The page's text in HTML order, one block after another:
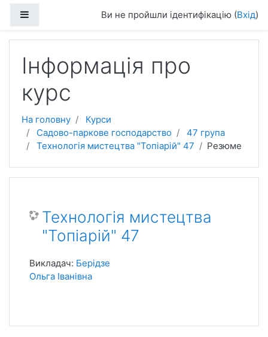
Ви не пройшли ідентифікацію (Вхід)
Інформація про
курс
На головну
Курси
Садово-паркове господарство
47 група
Технологія мистецтва "Топіарій" 47
Резюме
Технологія мистецтва
"Топіарій" 47
Викладач: Берідзе
Ольга Іванівна